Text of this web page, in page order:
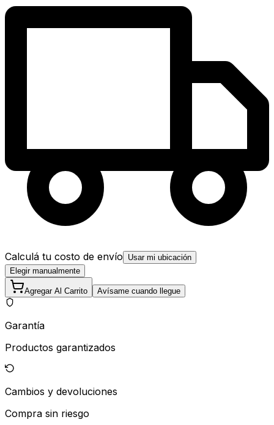
Calculá tu costo de envío
Usar mi ubicación
Elegir manualmente
Agregar Al Carrito Avísame cuando llegue
Garantía
Productos garantizados
Cambios y devoluciones
Compra sin riesgo